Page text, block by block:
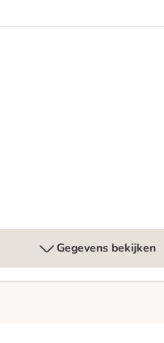
Gegevens bekijken